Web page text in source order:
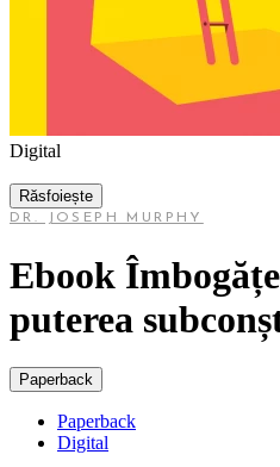
Digital
Răsfoiește
DR. JOSEPH MURPHY
Ebook
puterea
Paperback
Paperback
Digital